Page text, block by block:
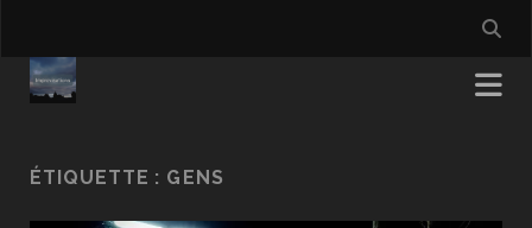
ÉTIQUETTE : GENS